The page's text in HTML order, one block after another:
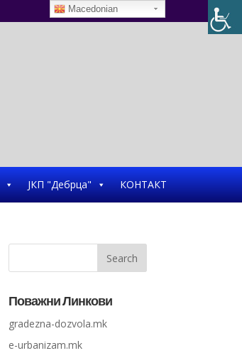
ЈКП "Дебрца" КОНТАКТ
Поважни Линкови
gradezna-dozvola.mk
e-urbanizam.mk
Macedonian